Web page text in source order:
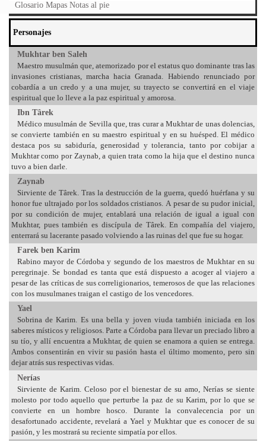
Glosario Mapas Notas al pie
Personajes
Mukhtar ben Saleh
Maestro musulmán que, atemorizado por el estatus quo dominante tras las
invasiones cristianas, marcha hacia Granada. Habiendo renunciado por
cobardía a un credo y a una mujer, su trayecto se convertirá en el viaje
espiritual que lo lleve a la paz espiritual y amorosa.
Ibn Târek
Médico musulmán de Sevilla que, tras curar a Mukhtar de unas dolencias,
se convierte también en su maestro espiritual y en su huésped. El médico
destaca pos su sabiduría, generosidad y tolerancia, tanto por cobijar a
Mukhtar como por Zaynab, a quien trata como la hija que el destino nunca
tuvo a bien darle.
Zaynab
Sirviente de Târek. Tras la destrucción de la guerra, quedó huérfana y su
honor fue ultrajado por los soldados cristianos. A pesar de su pudor inicial,
por su condición de mujer, entablará una relación de igual a igual con
Mukhtar, pues también es discípula de Târek. En compañía del viajero,
enterrará su lacerante pasado volviendo a las ruinas del que fue su hogar.
Farek ben Karim
Rabino mayor de Córdoba y segundo de los maestros de Mukhtar en su
peregrinaje. Se bondad es tanta que está dispuesto a acoger al viajero a
pesar de las críticas de sus correligionarios, temerosos de que las relaciones
con los musulmanes traigan el castigo de los vencedores.
Yael
Sobrina de Karim. Es una bella y joven viuda también iniciada en los
saberes místicos y religiosos. Parte a Córdoba para llevar un preciado libro a
su tío, y allí encuentra a Mukhtar, de quien se enamora a quien se entrega.
Ambos consentirán en vivir su pasión hasta el último momento, pero sin
dejar atrás sus respectivas vidas.
Nerías
Sirviente de Karim. Celoso por el bienestar de su amo, Nerías se siente
molesto por todo aquello que perturbe la paz de su Karim, por lo que se
convierte en un hombre hosco. Durante la convalecencia por un
desafortunado accidente, revelará a Yael y Mukhtar que es conocer de su
pasión, y les mostrará su reciente simpatía por ellos.